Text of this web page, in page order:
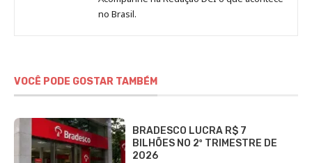
DCI
no Brasil.
VOCÊ PODE GOSTAR TAMBÉM
BRADESCO LUCRA R$ 7
BILHÕES NO 2º TRIMESTRE DE
2026